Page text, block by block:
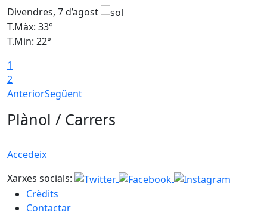
Divendres, 7 d’agost
T.Màx: 33°
T.Min: 22°
1
2
AnteriorSegüent
Plànol / Carrers
Accedeix
Xarxes socials:
Crèdits
Contactar